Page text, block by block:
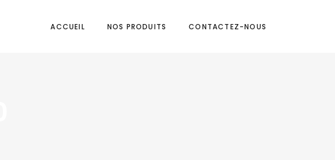
ACCUEIL NOS PRODUITS CONTACTEZ-NOUS